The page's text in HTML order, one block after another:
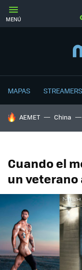
MENÚ
MAPAS STREAMERS
HOY SE HABLA DE
AEMET China
Cuando el
un